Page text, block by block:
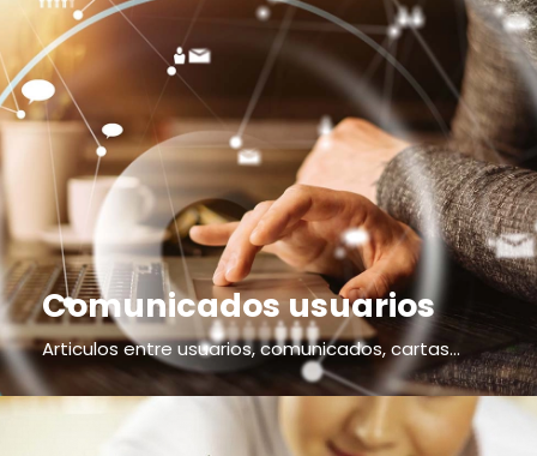
Comunicados usuarios
Articulos entre usuarios, comunicados, cartas...